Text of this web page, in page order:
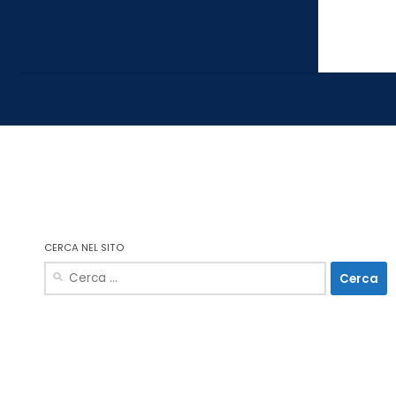
CERCA NEL SITO
Ricerca
per: